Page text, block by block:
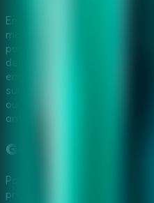
Em
,
mansao clicando ou tocando
possa esconder uma pista.
decoracoes, paineis de
encontrar o que ajuda no
surgem em enigmas logicos
outras aparecem apenas
anterior com uma nova
Guia em Video:
Para ajudar voce a avancar
preparamos um video passo